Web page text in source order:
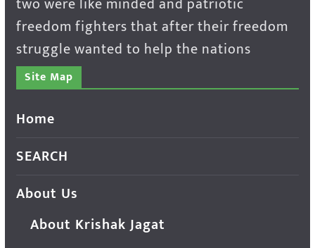
freedom fighters that after their freedom
struggle wanted to help the nations
Site Map
Home
SEARCH
About Us
About Krishak Jagat